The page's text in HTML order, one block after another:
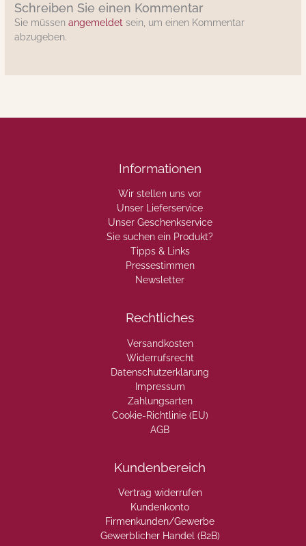
Schreiben Sie einen Kommentar
Sie müssenangemeldet sein, um einen Kommentar
abzugeben.
Informationen
Wir stellen uns vor
Unser Lieferservice
Unser Geschenkservice
Sie suchen ein Produkt?
Tipps & Links
Pressestimmen
Newsletter
Rechtliches
Versandkosten
Widerrufsrecht
Datenschutzerklärung
Impressum
Zahlungsarten
Cookie-Richtlinie (EU)
AGB
Kundenbereich
Vertrag widerrufen
Kundenkonto
Firmenkunden/Gewerbe
Gewerblicher Handel (B2B)